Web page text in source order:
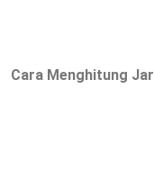
Cara Menghitung